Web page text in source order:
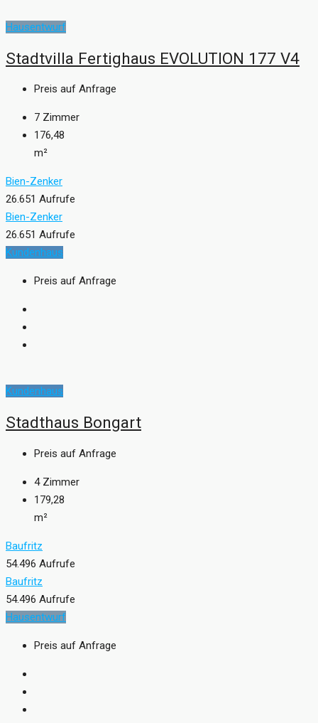
Hausentwurf
Stadtvilla Fertighaus EVOLUTION 177 V4
Preis auf Anfrage
7 Zimmer
176,48
m²
Bien-Zenker
26.651 Aufrufe
Bien-Zenker
26.651 Aufrufe
Kundenhaus
Preis auf Anfrage
Kundenhaus
Stadthaus Bongart
Preis auf Anfrage
4 Zimmer
179,28
m²
Baufritz
54.496 Aufrufe
Baufritz
54.496 Aufrufe
Hausentwurf
Preis auf Anfrage